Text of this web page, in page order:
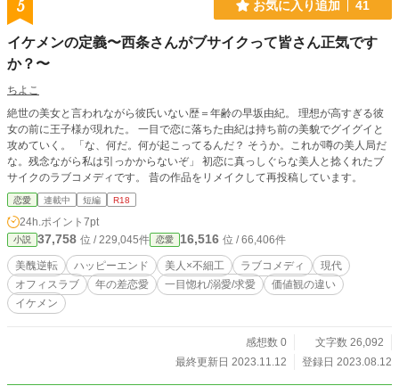
5 お気に入り追加 41
イケメンの定義〜西条さんがブサイクって皆さん正気です
か？〜
ちよこ
絶世の美女と言われながら彼氏いない歴＝年齢の早坂由紀。 理想が高すぎる彼
女の前に王子様が現れた。 一目で恋に落ちた由紀は持ち前の美貌でグイグイと
攻めていく。 「な、何だ。何が起こってるんだ？ そうか。これが噂の美人局だ
な。残念ながら私は引っかからないぞ」 初恋に真っしぐらな美人と捻くれたブ
サイクのラブコメディです。 昔の作品をリメイクして再投稿しています。
恋愛 連載中 短編 R18
24h.ポイント 7pt
小説 37,758 位 / 229,045件 恋愛 16,516 位 / 66,406件
美醜逆転 ハッピーエンド 美人×不細工 ラブコメディ
現代
オフィスラブ
年の差恋愛 一目惚れ/溺愛/求愛
価値観の違い
イケメン
感想数 0
文字数 26,092
最終更新日 2023.11.12
登録日 2023.08.12